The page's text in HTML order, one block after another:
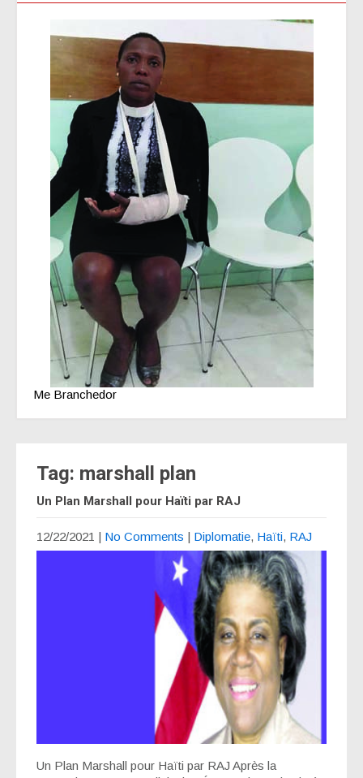
Me Branchedor
Tag: marshall plan
Un Plan Marshall pour Haïti par RAJ
12/22/2021 | No Comments | Diplomatie, Haïti, RAJ
Un Plan Marshall pour Haïti par RAJ Après la